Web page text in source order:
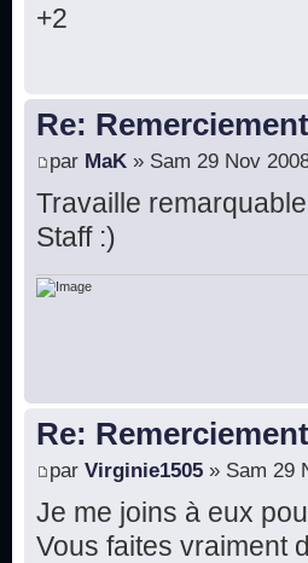
+2
Re:
par MaK » Sam 29 Nov
Travaille
Staff :)
Re:
par Virginie1505 » Sam 29
Je me joins à eux
Vous faites vraiment